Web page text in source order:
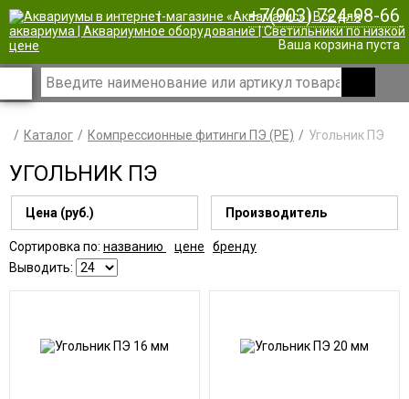
| +7(903) 724-98-66
Ваша корзина пуста
Каталог Компрессионные фитинги ПЭ (PE) Угольник ПЭ
УГОЛЬНИК ПЭ
Цена (руб.) Производитель
Сортировка по: названию цене
бренду
Выводить: